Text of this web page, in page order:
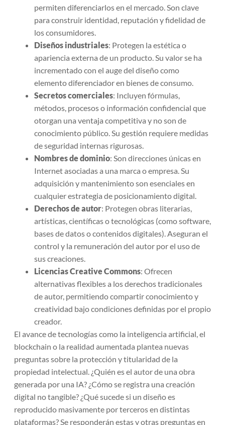
permiten diferenciarlos en el mercado. Son clave
para construir identidad, reputación y fidelidad de
los consumidores.
Diseños industriales: Protegen la estética o
apariencia externa de un producto. Su valor se ha
incrementado con el auge del diseño como
elemento diferenciador en bienes de consumo.
Secretos comerciales: Incluyen fórmulas,
métodos, procesos o información confidencial que
otorgan una ventaja competitiva y no son de
conocimiento público. Su gestión requiere medidas
de seguridad internas rigurosas.
Nombres de dominio: Son direcciones únicas en
Internet asociadas a una marca o empresa. Su
adquisición y mantenimiento son esenciales en
cualquier estrategia de posicionamiento digital.
Derechos de autor: Protegen obras literarias,
artísticas, científicas o tecnológicas (como software,
bases de datos o contenidos digitales). Aseguran el
control y la remuneración del autor por el uso de
sus creaciones.
Licencias Creative Commons: Ofrecen
alternativas flexibles a los derechos tradicionales
de autor, permitiendo compartir conocimiento y
creatividad bajo condiciones definidas por el propio
creador.
El avance de tecnologías como la inteligencia artificial, el
blockchain o la realidad aumentada plantea nuevas
preguntas sobre la protección y titularidad de la
propiedad intelectual. ¿Quién es el autor de una obra
generada por una IA? ¿Cómo se registra una creación
digital no tangible? ¿Qué sucede si un diseño es
reproducido masivamente por terceros en distintas
plataformas? Se responderán estas y otras preguntas en